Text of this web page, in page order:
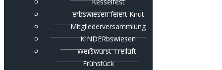
erbswiesen feiert Knut
Mitgliederversammlung
KINDERbswiesen
Weißwurst-Freiluft-
Frühstück